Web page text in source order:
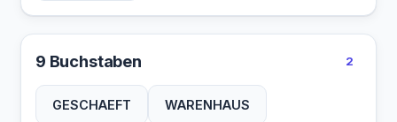
9 Buchstaben 2
GESCHAEFT WARENHAUS